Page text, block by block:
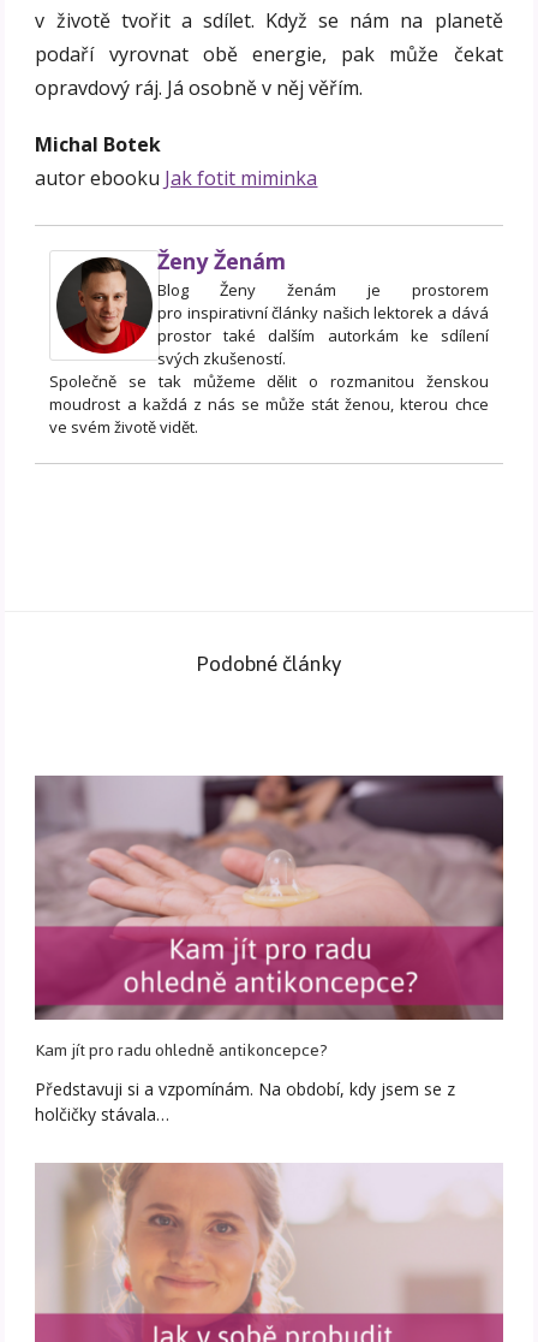
v životě tvořit a sdílet. Když se nám na planetě
podaří vyrovnat obě energie, pak může čekat
opravdový ráj. Já osobně v něj věřím.
Michal Botek
autor ebooku Jak fotit miminka
Ženy Ženám
Blog Ženy ženám je prostorem
pro inspirativní články našich lektorek a dává
prostor také dalším autorkám ke sdílení
svých zkušeností.
Společně se tak můžeme dělit o rozmanitou ženskou
moudrost a každá z nás se může stát ženou, kterou chce
ve svém životě vidět.
Podobné články
Kam jít pro radu ohledně antikoncepce?
Představuji si a vzpomínám. Na období, kdy jsem se z
holčičky stávala…